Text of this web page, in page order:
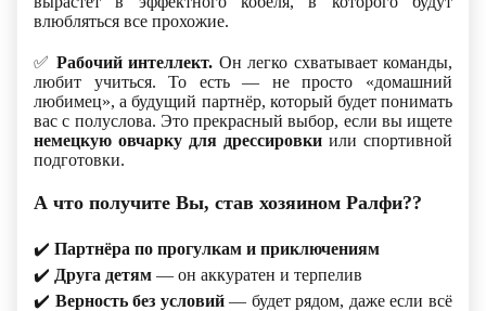
влюбляться все прохожие.
✅ Рабочий интеллект. Он легко схватывает команды,
любит учиться. То есть — не просто «домашний
любимец», а будущий партнёр, который будет понимать
вас с полуслова. Это прекрасный выбор, если вы ищете
немецкую овчарку для дрессировки или спортивной
подготовки.
А что получите Вы, став хозяином Ралфи??
✔ Партнёра по прогулкам и приключениям
✔ Друга детям — он аккуратен и терпелив
✔ Верность без условий— будет рядом, даже если всё